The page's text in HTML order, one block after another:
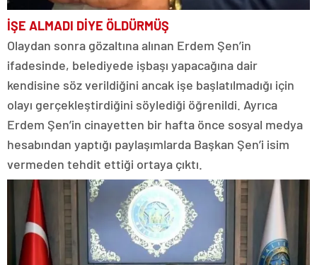
İŞE ALMADI DİYE ÖLDÜRMÜŞ
Olaydan sonra gözaltına alınan Erdem Şen’in
ifadesinde, belediyede işbaşı yapacağına dair
kendisine söz verildiğini ancak işe başlatılmadığı için
olayı gerçekleştirdiğini söylediği öğrenildi. Ayrıca
Erdem Şen’in cinayetten bir hafta önce sosyal medya
hesabından yaptığı paylaşımlarda Başkan Şen’i isim
vermeden tehdit ettiği ortaya çıktı.